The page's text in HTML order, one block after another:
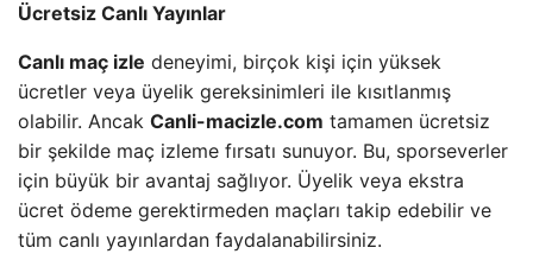
Ücretsiz Canlı Yayınlar
Canlı maç izle deneyimi, birçok kişi için yüksek
ücretler veya üyelik gereksinimleri ile kısıtlanmış
olabilir. Ancak Canli-macizle.com tamamen ücretsiz
bir şekilde maç izleme fırsatı sunuyor. Bu, sporseverler
için büyük bir avantaj sağlıyor. Üyelik veya ekstra
ücret ödeme gerektirmeden maçları takip edebilir ve
tüm canlı yayınlardan faydalanabilirsiniz.